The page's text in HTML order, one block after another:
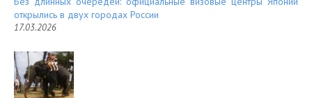
открылись в двух городах России
17.03.2026